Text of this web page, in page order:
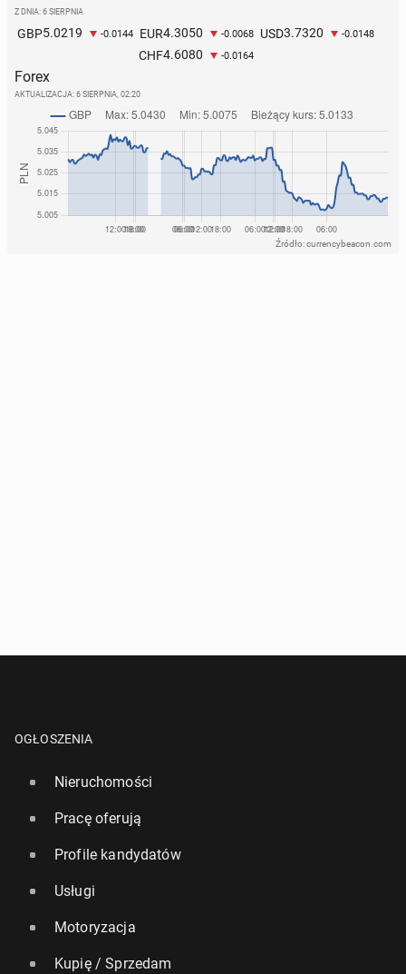
Z DNIA: 6 SIERPNIA
GBP5.0219 -0.0144 EUR4.3050 -0.0068 USD3.7320 -0.0148
CHF4.6080 -0.0164
Forex
AKTUALIZACJA: 6 SIERPNIA, 02:20
Źródło: currencybeacon.com
OGŁOSZENIA
Nieruchomości
Pracę oferują
Profile kandydatów
Usługi
Motoryzacja
Kupię / Sprzedam